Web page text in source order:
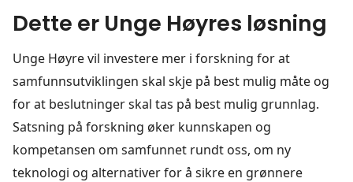
Dette er Unge Høyres løsning
Unge Høyre vil investere mer i forskning for at
samfunnsutviklingen skal skje på best mulig måte og
for at beslutninger skal tas på best mulig grunnlag.
Satsning på forskning øker kunnskapen og
kompetansen om samfunnet rundt oss, om ny
teknologi og alternativer for å sikre en grønnere